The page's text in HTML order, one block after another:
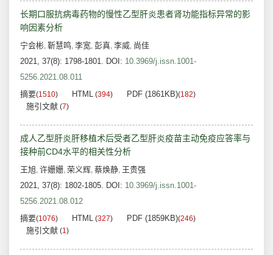
长期口服抗病毒药物的慢性乙型肝炎患者肾功能指标异常的影
响因素分析
宁会彬, 靳慧鸣, 李宽, 彭真, 李威, 尚佳
2021, 37(8): 1798-1801. DOI: 10.3969/j.issn.1001-
5256.2021.08.011
摘要(1510) HTML (394) PDF (1861KB)(182)
施引文献 (7)
成人乙型肝炎肝移植术后受者乙型肝炎疫苗主动免疫应答率与
接种前CD4水平的相关性分析
王旭, 许姗姗, 荣义辉, 蔡焕静, 王贵强
2021, 37(8): 1802-1805. DOI: 10.3969/j.issn.1001-
5256.2021.08.012
摘要(1076) HTML (327) PDF (1859KB)(246)
施引文献 (1)